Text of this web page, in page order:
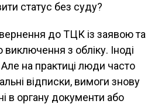
статус без суду?
до ТЦК із заявою та
з обліку. Іноді
на практиці люди часто
відписки, вимоги знову
в органу документи або